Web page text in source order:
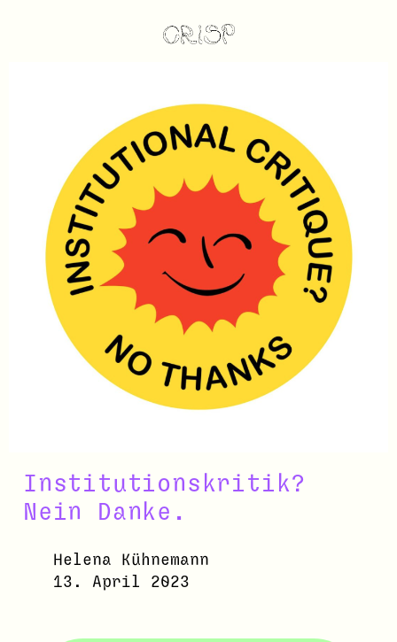
Institutionskritik?
Nein Danke.
Helena Kühnemann
13. April 2023